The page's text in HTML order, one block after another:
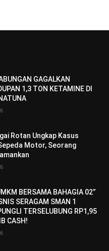
GAGALKAN
1,3 TON KETAMINE DI
Rotan Ungkap Kasus
Motor, Seorang
BERSAMA BAHAGIA 02”
SERAGAM SMAN 1
TERSELUBUNG RP1,95
CASH!